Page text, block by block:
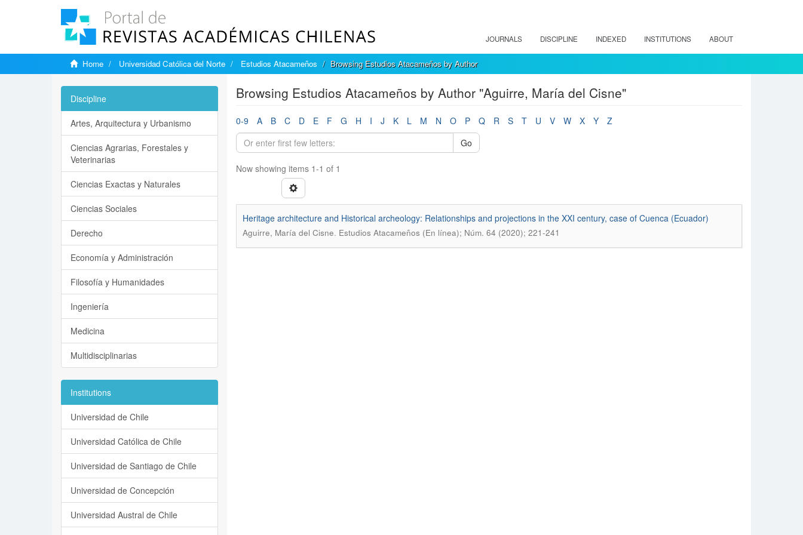
JOURNALS DISCIPLINE INDEXED INSTITUTIONS ABOUT
Home Universidad Católica del Norte Estudios Atacameños Browsing Estudios Atacameños by Author
Browsing Estudios Atacameños by Author "Aguirre, María del Cisne"
0-9 A B C D E F G H I J K L M N O P Q R S T U V W X Y
Z
Go
Now showing items 1-1 of 1
Heritage architecture and Historical archeology: Relationships and projections in the XXI century, case of Cuenca (Ecuador)
Aguirre, María del Cisne. Estudios Atacameños (En línea); Núm. 64 (2020); 221-241
Discipline
Artes, Arquitectura y Urbanismo
Ciencias Agrarias, Forestales y
Veterinarias
Ciencias Exactas y Naturales
Ciencias Sociales
Derecho
Economía y Administración
Filosofía y Humanidades
Ingeniería
Medicina
Multidisciplinarias
Institutions
Universidad de Chile
Universidad Católica de Chile
Universidad de Santiago de Chile
Universidad de Concepción
Universidad Austral de Chile